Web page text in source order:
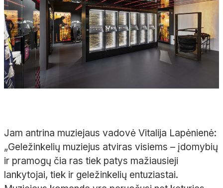
Jam antrina muziejaus vadovė Vitalija Lapėnienė:
„Geležinkelių muziejus atviras visiems – įdomybių
ir pramogų čia ras tiek patys mažiausieji
lankytojai, tiek ir geležinkelių entuziastai.